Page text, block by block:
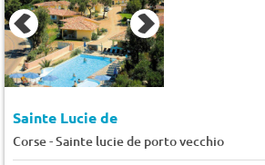
Sainte Lucie de
Corse-Sainte lucie de porto vecchio